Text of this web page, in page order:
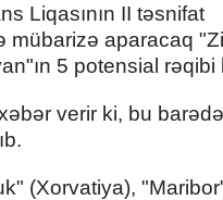
Liqasının II təsnifat
mübarizə aparacaq
5 potensial rəqibi
verir ki, bu
(Xorvatiya),